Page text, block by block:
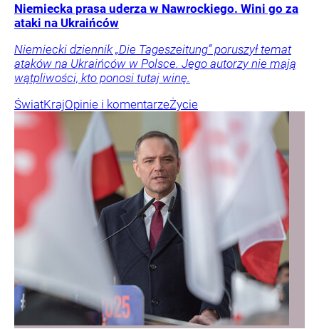
Niemiecka prasa uderza w Nawrockiego. Wini go za
ataki na Ukraińców
Niemiecki dziennik „Die Tageszeitung” poruszył temat
ataków na Ukraińców w Polsce. Jego autorzy nie mają
wątpliwości, kto ponosi tutaj winę.
ŚwiatKrajOpinie i komentarzeŻycie